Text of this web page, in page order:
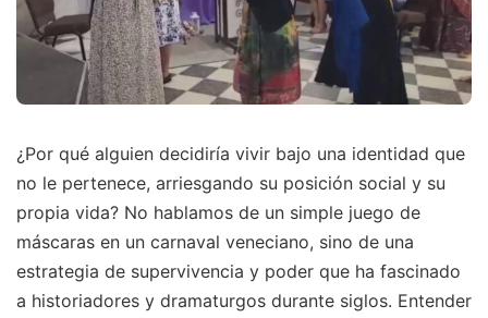
¿Por qué alguien decidiría vivir bajo una identidad que
no le pertenece, arriesgando su posición social y su
propia vida? No hablamos de un simple juego de
máscaras en un carnaval veneciano, sino de una
estrategia de supervivencia y poder que ha fascinado
a historiadores y dramaturgos durante siglos. Entender